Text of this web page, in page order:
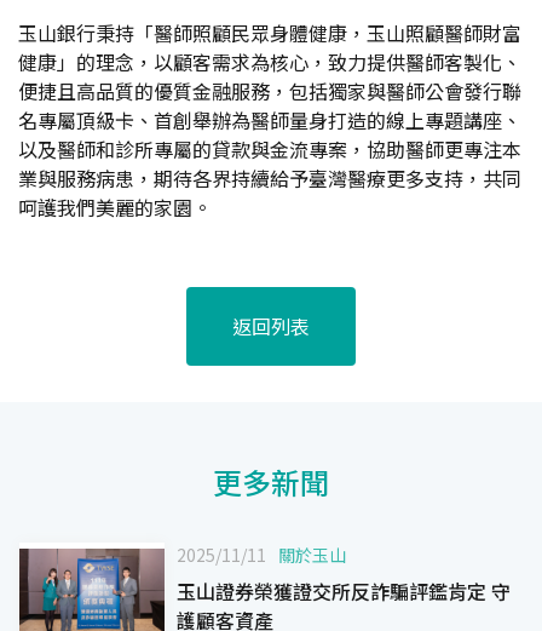
玉山銀行秉持「醫師照顧民眾身體健康，玉山照顧醫師財富
健康」的理念，以顧客需求為核心，致力提供醫師客製化、
便捷且高品質的優質金融服務，包括獨家與醫師公會發行聯
名專屬頂級卡、首創舉辦為醫師量身打造的線上專題講座、
以及醫師和診所專屬的貸款與金流專案，協助醫師更專注本
業與服務病患，期待各界持續給予臺灣醫療更多支持，共同
呵護我們美麗的家園。
返回列表
更多新聞
2025/11/11 關於玉山
玉山證券榮獲證交所反詐騙評鑑肯定 守
護顧客資產